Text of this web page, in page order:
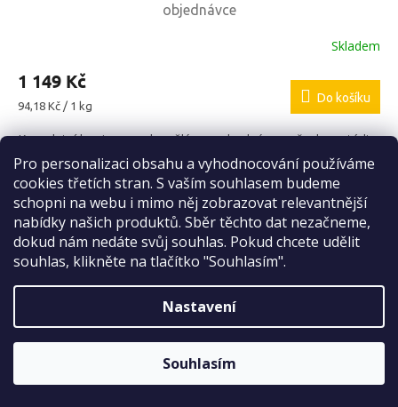
Pro personalizaci obsahu a vyhodnocování používáme
cookies třetích stran. S vaším souhlasem budeme
schopni na webu i mimo něj zobrazovat relevantnější
nabídky našich produktů. Sběr těchto dat nezačneme,
dokud nám nedáte svůj souhlas. Pokud chcete udělit
souhlas, klikněte na tlačítko "Souhlasím".
Nastavení
Souhlasím
objednávce
Skladem
1 149 Kč
Měrná
94,18 Kč / 1 kg
Do košíku
Kompletní krmivo pro dospělé psy, vhodné pro všechna stádia
života provoněné uzeným lososem. Lososový olej přispěje ke
správnému vývoji vašeho malého vlka. Lehké rybí balení
příjemně uleví zažívání.
Kód: 8595237018826
Sleva 2 %
na první nákup
ODESLAT
Zásady zpracování osobních údajů